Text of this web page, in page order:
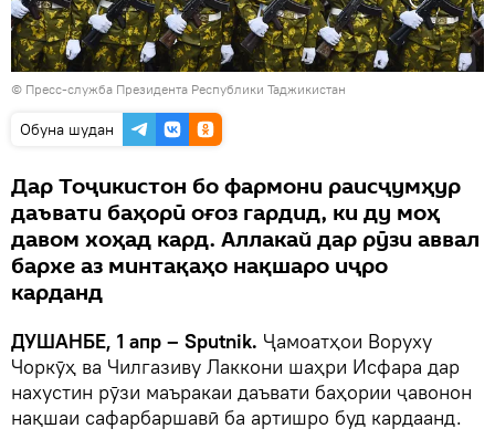
© Пресс-служба Президента Республики Таджикистан
Обуна шудан
Дар Тоҷикистон бо фармони раисҷумҳур
даъвати баҳорӣ оғоз гардид, ки ду моҳ
давом хоҳад кард. Аллакай дар рӯзи аввал
бархе аз минтақаҳо нақшаро иҷро
карданд
ДУШАНБЕ, 1 апр – Sputnik. Ҷамоатҳои Воруху
Чоркӯҳ ва Чилгазиву Лаккони шаҳри Исфара дар
нахустин рӯзи маъракаи даъвати баҳории ҷавонон
нақшаи сафарбаршавӣ ба артишро буд кардаанд.